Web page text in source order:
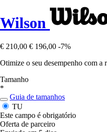
Wilson
€ 210,00 € 196,00 -7%
Otimize o seu desempenho com
Tamanho
*
Guia de tamanhos
TU
Este campo é obrigatório
Oferta de parceiro